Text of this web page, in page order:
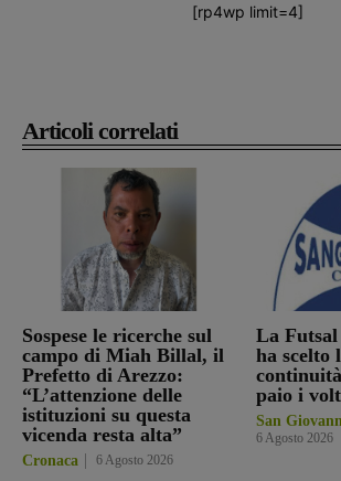
Articoli correlati
Sospese le ricerche sul
campo di Miah Billal, il
Prefetto di Arezzo:
“L’attenzione delle
istituzioni su questa
vicenda resta alta”
Cronaca 6 Agosto 2026
La Futsal
ha scelto
paio i
San
6 Agosto 2026
[rp4wp limit=4]